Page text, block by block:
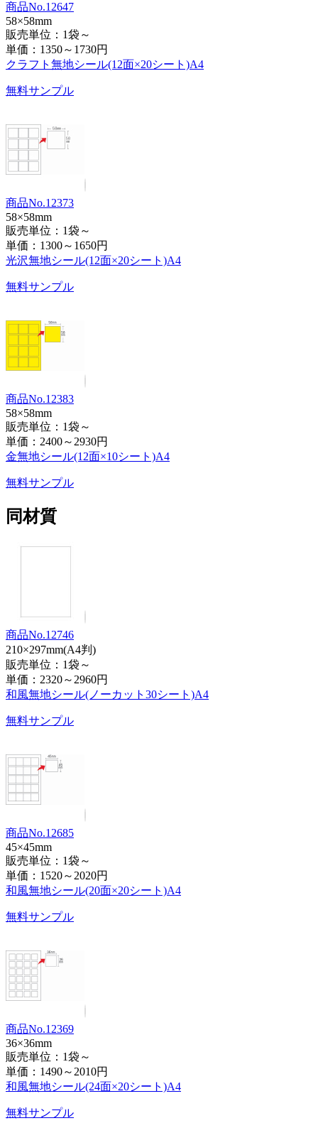
商品No.12647
58×58mm
販売単位：1袋～
単価： 1350～1730円
クラフト無地シール(12面×20シート)A4
無料サンプル
商品No.12373
58×58mm
販売単位：1袋～
単価： 1300～1650円
光沢無地シール(12面×20シート)A4
無料サンプル
商品No.12383
58×58mm
販売単位：1袋～
単価： 2400～2930円
金無地シール(12面×10シート)A4
無料サンプル
同材質
商品No.12746
210×297mm(A4判)
販売単位：1袋～
単価： 2320～2960円
和風無地シール(ノーカット30シート)A4
無料サンプル
商品No.12685
45×45mm
販売単位：1袋～
単価： 1520～2020円
和風無地シール(20面×20シート)A4
無料サンプル
商品No.12369
36×36mm
販売単位：1袋～
単価： 1490～2010円
和風無地シール(24面×20シート)A4
無料サンプル